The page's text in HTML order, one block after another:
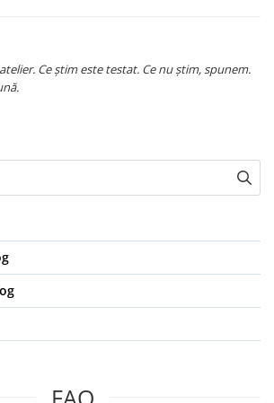
Ce știm este testat. Ce nu știm, spunem.